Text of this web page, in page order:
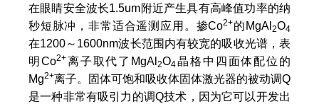
在眼睛安全波长1.5um附近产生具有高峰值功率的纳
秒短脉冲，非常适合遥测应用。掺Co2+的MgAl2O4
在1200～1600nm波长范围内有较宽的吸收光谱，表
明Co2+离子取代了MgAl2O4晶格中四面体配位的
Mg2+离子。固体可饱和吸收体固体激光器的被动调Q
是一种非常有吸引力的调Q技术，因为它可以开发出